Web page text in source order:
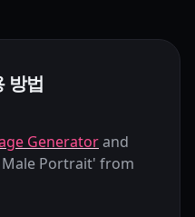
방법
Generatorand
Male Portrait' from